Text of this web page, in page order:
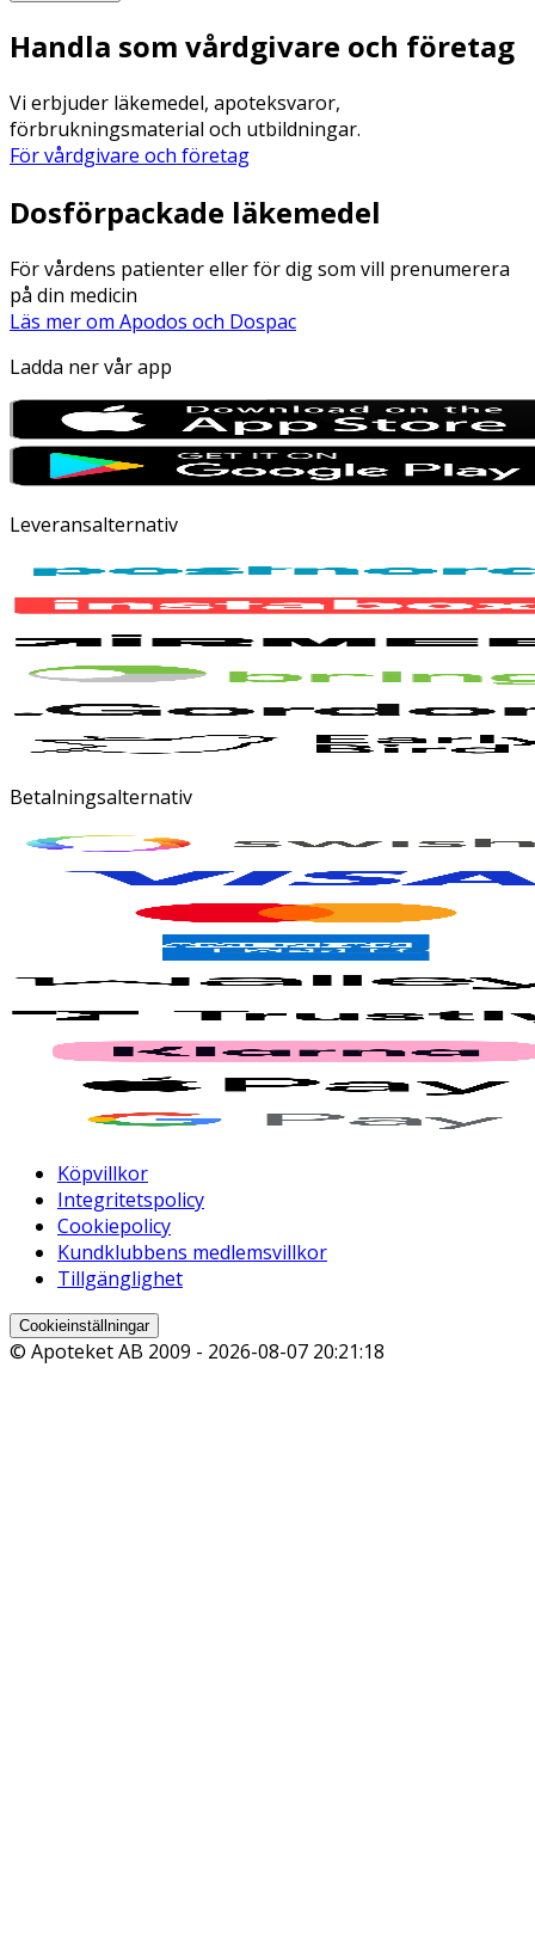
Handla som vårdgivare och företag
Vi erbjuder läkemedel, apoteksvaror,
förbrukningsmaterial och utbildningar.
För vårdgivare och företag
Dosförpackade läkemedel
För vårdens patienter eller för dig som vill prenumerera
på din medicin
Läs mer om Apodos och Dospac
Ladda ner vår app
Leveransalternativ
Betalningsalternativ
Köpvillkor
Integritetspolicy
Cookiepolicy
Kundklubbens medlemsvillkor
Tillgänglighet
Cookieinställningar
© Apoteket AB 2009 - 2026-08-07 20:21:18